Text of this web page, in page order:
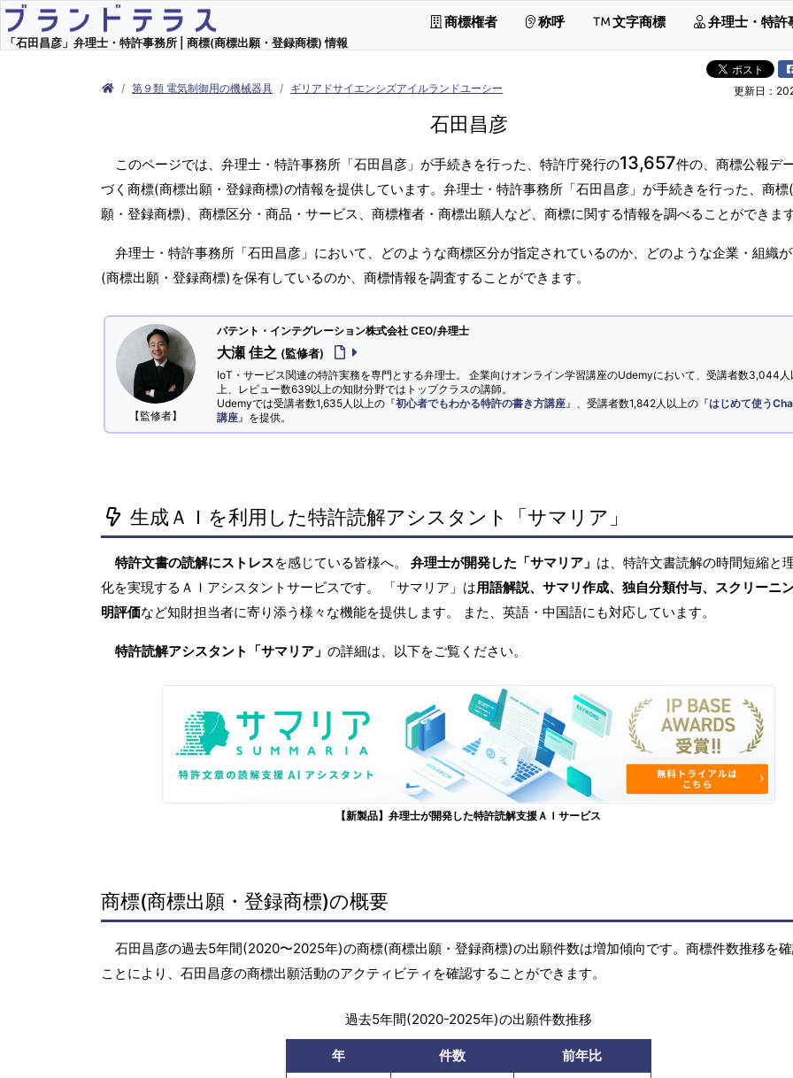
「石田昌彦」弁理士・特許事務所 | 商標(商標出願・登録商標) 情報
商標権者 称呼 文字商標 弁理士・特許
第９類 電気制御用の機械器具 ギリアドサイエンシズアイルランドユーシー 更新日：
石田昌彦
このページでは、弁理士・特許事務所「石田昌彦」が手続きを行った、特許庁発行の13,657件の、商標公報デ
づく商標(商標出願・登録商標)の情報を提供しています。弁理士・特許事務所「石田昌彦」が手続きを行った、商標
願・登録商標)、商標区分・商品・サービス、商標権者・商標出願人など、商標に関する情報を調べることができま
弁理士・特許事務所「石田昌彦」において、どのような商標区分が指定されているのか、どのような企業・組織
(商標出願・登録商標)を保有しているのか、商標情報を調査することができます。
【監修者】
パテント・インテグレーション株式会社 CEO/弁理士
大瀬 佳之 (監修者)
IoT・サービス関連の特許実務を専門とする弁理士。 企業向けオンライン学習講座のUdemyにおいて、受講者数3,044人
上、レビュー数639以上の知財分野ではトップクラスの講師。
Udemyでは受講者数1,635人以上の『初心者でもわかる特許の書き方講座 』、受講者数1,842人以上の『はじめて使う
講座 』を提供。
生成ＡＩを利用した特許読解アシスタント「サマリア」
特許文書の読解にストレスを感じている皆様へ。 弁理士が開発した「サマリア」 は、特許文書読解の時間短縮と
化を実現するＡＩアシスタントサービスです。 「サマリア」は用語解説、サマリ作成、独自分類付与、スクリーニ
明評価など知財担当者に寄り添う様々な機能を提供します。 また、英語・中国語にも対応しています。
特許読解アシスタント「サマリア」 の詳細は、以下をご覧ください。
【新製品】弁理士が開発した特許読解支援ＡＩサービス
商標(商標出願・登録商標)の概要
石田昌彦の過去5年間(2020〜2025年)の商標(商標出願・登録商標)の出願件数は増加傾向です。商標件数推移を
ことにより、石田昌彦の商標出願活動のアクティビティを確認することができます。
過去5年間(2020-2025年)の出願件数推移
年 件数
前年比